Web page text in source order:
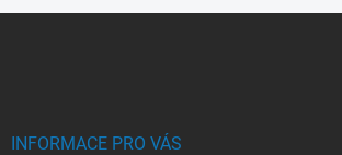
INFORMACE PRO VÁS